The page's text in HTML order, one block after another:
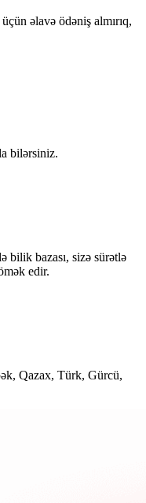
əlavə ödəniş almırıq,
bilərsiniz.
bilik bazası, sizə sürətlə
edir.
Qazax, Türk, Gürcü,